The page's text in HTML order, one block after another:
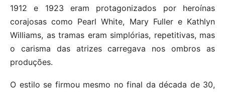
1912 e 1923 eram protagonizados por heroínas
corajosas como Pearl White, Mary Fuller e Kathlyn
Williams, as tramas eram simplórias, repetitivas, mas
o carisma das atrizes carregava nos ombros as
produções.
O estilo se firmou mesmo no final da década de 30,